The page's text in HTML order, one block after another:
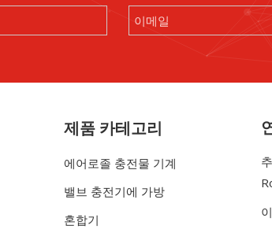
제품 카테고리
에어로졸 충전물 기계
밸브 충전기에 가방
혼합기